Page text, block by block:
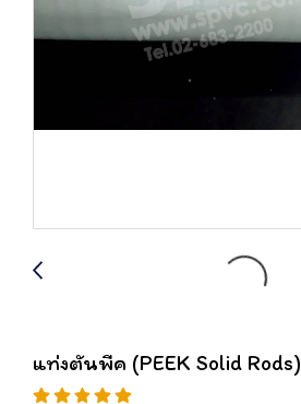
แท่งตันพีค (PEEK Solid Rods)